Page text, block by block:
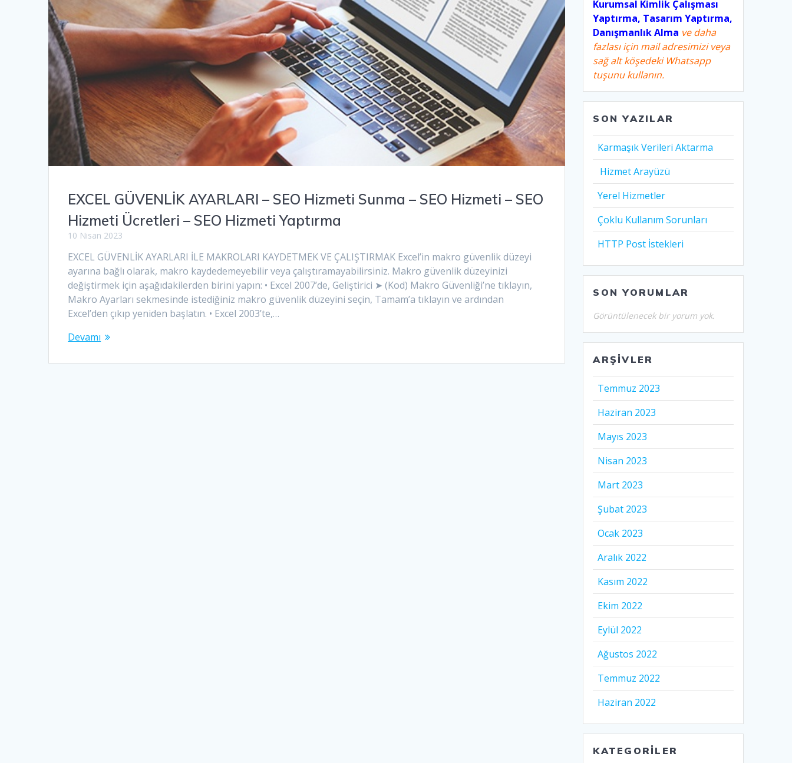
EXCEL GÜVENLİK AYARLARI – SEO Hizmeti Sunma – SEO Hizmeti – SEO
Hizmeti Ücretleri – SEO Hizmeti Yaptırma
10 Nisan 2023
EXCEL GÜVENLİK AYARLARI İLE MAKROLARI KAYDETMEK VE ÇALIŞTIRMAK Excel’in makro güvenlik düzeyi
ayarına bağlı olarak, makro kaydedemeyebilir veya çalıştıramayabilirsiniz. Makro güvenlik düzeyinizi
değiştirmek için aşağıdakilerden birini yapın: • Excel 2007’de, Geliştirici ➤ (Kod) Makro Güvenliği’ne tıklayın,
Makro Ayarları sekmesinde istediğiniz makro güvenlik düzeyini seçin, Tamam’a tıklayın ve ardından
Excel’den çıkıp yeniden başlatın. • Excel 2003’te,…
Devamı
Kurumsal Kimlik Çalışması
Yaptırma, Tasarım Yaptırma,
Danışmanlık Alma ve daha
fazlası için mail adresimizi veya
sağ alt köşedeki Whatsapp
tuşunu kullanın.
SON YAZILAR
Karmaşık Verileri Aktarma
Hizmet Arayüzü
Yerel Hizmetler
Çoklu Kullanım Sorunları
HTTP Post İstekleri
SON YORUMLAR
Görüntülenecek bir yorum yok.
ARŞIVLER
Temmuz 2023
Haziran 2023
Mayıs 2023
Nisan 2023
Mart 2023
Şubat 2023
Ocak 2023
Aralık 2022
Kasım 2022
Ekim 2022
Eylül 2022
Ağustos 2022
Temmuz 2022
Haziran 2022
KATEGORILER